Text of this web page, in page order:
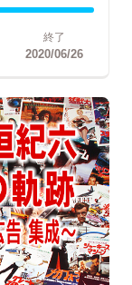
終了
2020/06/26